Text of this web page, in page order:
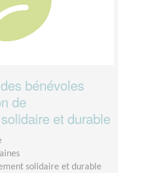
bénévoles
de
et durable
solidaire et durable